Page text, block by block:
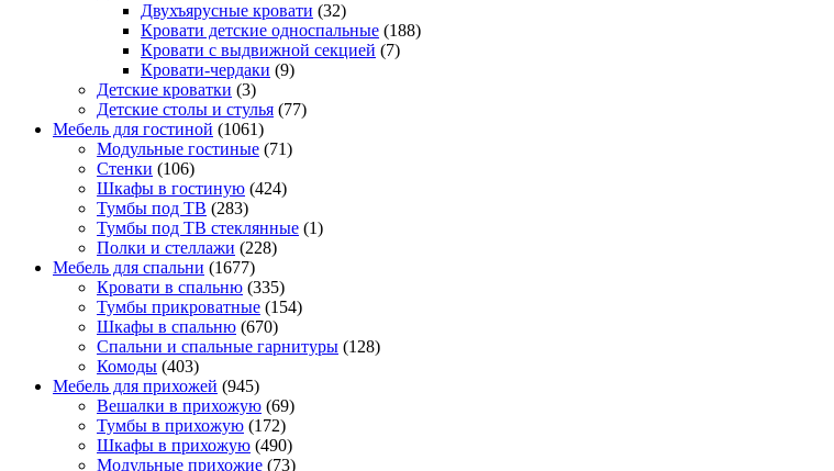
Двухъярусные кровати (32)
Кровати детские односпальные (188)
Кровати с выдвижной секцией (7)
Кровати-чердаки (9)
Детские кроватки (3)
Детские столы и стулья (77)
Мебель для гостиной (1061)
Модульные гостиные (71)
Стенки (106)
Шкафы в гостиную (424)
Тумбы под ТВ (283)
Тумбы под ТВ стеклянные (1)
Полки и стеллажи (228)
Мебель для спальни (1677)
Кровати в спальню (335)
Тумбы прикроватные (154)
Шкафы в спальню (670)
Спальни и спальные гарнитуры (128)
Комоды (403)
Мебель для прихожей (945)
Вешалки в прихожую (69)
Тумбы в прихожую (172)
Шкафы в прихожую (490)
Модульные прихожие (73)